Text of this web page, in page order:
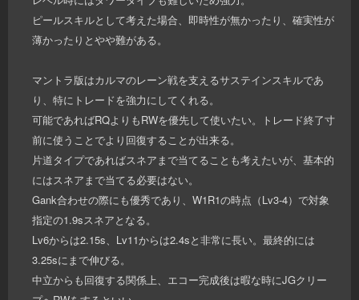
ピールスキルとして考えた場合、即時性が無かったり、確実性が
薄かったりとやや難がある。
マントラ版はカルマのレーン戦を支えるサステインスキルであ
り、特にトレードを強力にしてくれる。
可能であればRQよりもRWを優先して使いたい。トレード終了寸
前に使うことでより回復することが出来る。
片道タイプであればスネアまで当てることも考えたいが、基本的
にはスネアまで当てる必要はない。
Gank合わせの際にも優秀であり、W1R1の時点（Lv3-4）で対象
指定の1.9sスネアとなる。
Lv6からは2.15s、Lv11からは2.4sと非常に長い。最終的には
3.25sにまで伸びる。
中立からも回復する関係上、エコー完成後は暇な時にJGクリー